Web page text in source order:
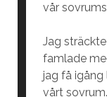
vår
Jag
famlade
jag få igång
vårt